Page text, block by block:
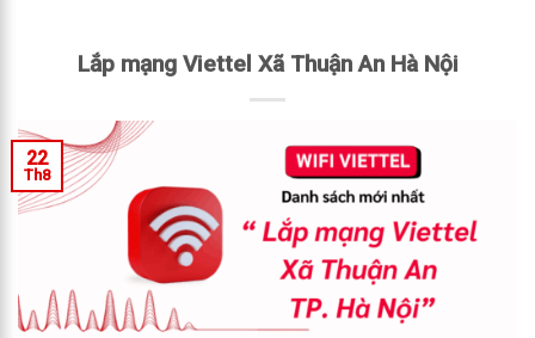
Lắp mạng Viettel Xã Thuận An Hà Nội
22
Th8